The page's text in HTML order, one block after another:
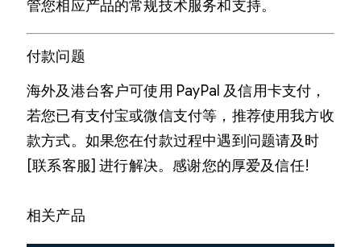
管您相应产品的常规技术服务和支持。
付款问题
海外及港台客户可使用 PayPal 及信用卡支付，
若您已有支付宝或微信支付等，推荐使用我方收
款方式。如果您在付款过程中遇到问题请及时
[联系客服] 进行解决。感谢您的厚爱及信任!
相关产品